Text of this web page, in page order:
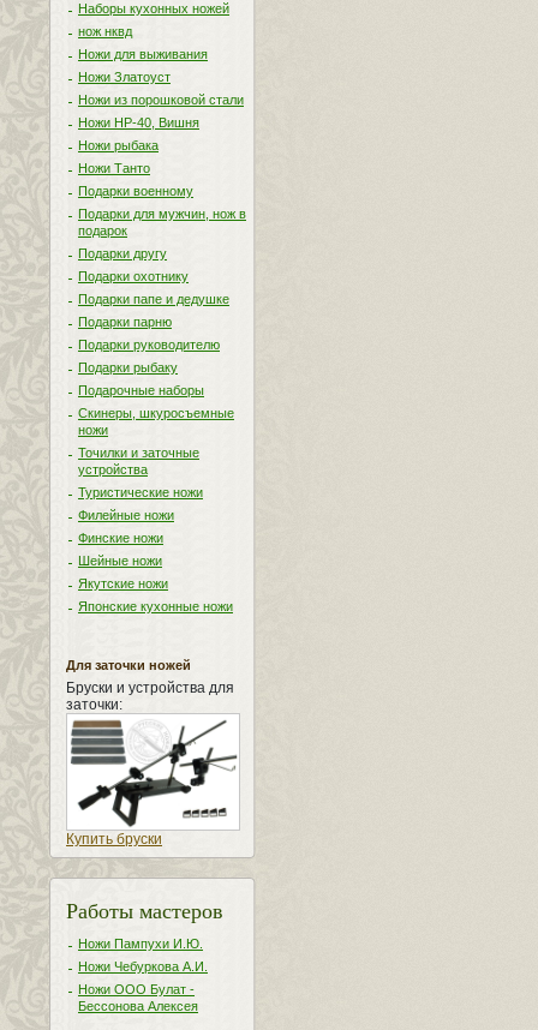
Наборы кухонных ножей
нож нквд
Ножи для выживания
Ножи Златоуст
Ножи из порошковой стали
Ножи НР-40, Вишня
Ножи рыбака
Ножи Танто
Подарки военному
Подарки для мужчин, нож в
подарок
Подарки другу
Подарки охотнику
Подарки папе и дедушке
Подарки парню
Подарки руководителю
Подарки рыбаку
Подарочные наборы
Скинеры, шкуросъемные
ножи
Точилки и заточные
устройства
Туристические ножи
Филейные ножи
Финские ножи
Шейные ножи
Якутские ножи
Японские кухонные ножи
Для заточки ножей
Бруски и устройства для
заточки:
Купить бруски
Работы мастеров
Ножи Пампухи И.Ю.
Ножи Чебуркова А.И.
Ножи ООО Булат -
Бессонова Алексея